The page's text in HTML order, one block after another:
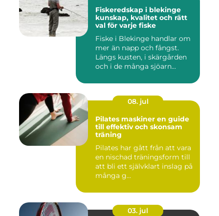
Fiskeredskap i blekinge
kunskap, kvalitet och rätt
val för varje fiske
Fiske i Blekinge handlar om
mer än napp och fångst.
Längs kusten, i skärgården
och i de många sjöarn...
08. jul
Pilates maskiner en guide
till effektiv och skonsam
träning
Pilates har gått från att vara
en nischad träningsform till
att bli ett självklart inslag på
många g...
03. jul